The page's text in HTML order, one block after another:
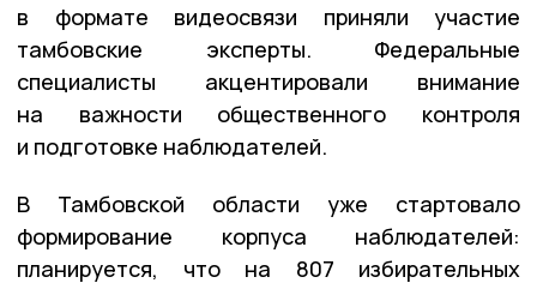
в формате видеосвязи приняли участие
тамбовские эксперты. Федеральные
специалисты акцентировали внимание
на важности общественного контроля
и подготовке наблюдателей.
В Тамбовской области уже стартовало
формирование корпуса наблюдателей:
планируется, что на 807 избирательных